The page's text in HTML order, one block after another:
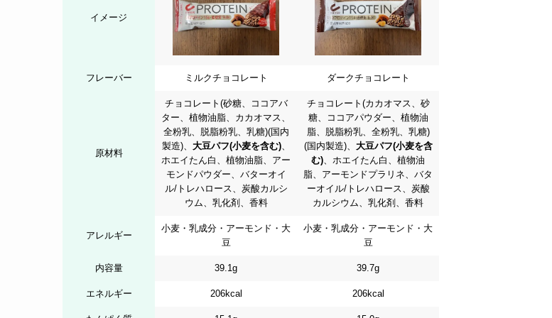
イメージ
フレーバー ミルクチョコレート ダークチョコレート
原材料
チョコレート(砂糖、ココアバ
ター、植物油脂、カカオマス、
全粉乳、脱脂粉乳、乳糖)(国内
製造)、 大豆パフ(小麦を含む)、
ホエイたん白、植物油脂、アー
モンドパウダー、バターオイ
ル/トレハロース、炭酸カルシ
ウム、乳化剤、香料
チョコレート(カカオマス、砂
糖、ココアパウダー、植物油
脂、脱脂粉乳、全粉乳、乳糖)
(国内製造)、 大豆パフ(小麦を含
む) 、ホエイたん白、植物油
脂、アーモンドプラリネ、バタ
ーオイル/トレハロース、炭酸
カルシウム、乳化剤、香料
アレルギー
小麦・乳成分・アーモンド・大
豆
小麦・乳成分・アーモンド・大
豆
内容量 39.1g 39.7g
エネルギー 206kcal 206kcal